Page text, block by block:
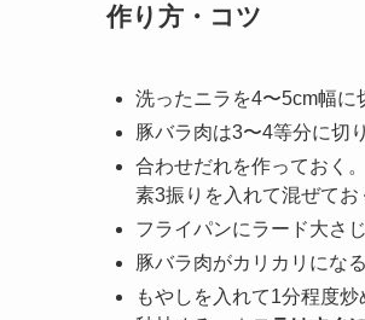
作り方・コツ
洗ったニラを4〜5cm幅に
豚バラ肉は3〜4等分に切
合わせだれを作っておく
素3振りを入れて混ぜてお
フライパンにラード大さ
豚バラ肉がカリカリにな
もやしを入れて1分程度